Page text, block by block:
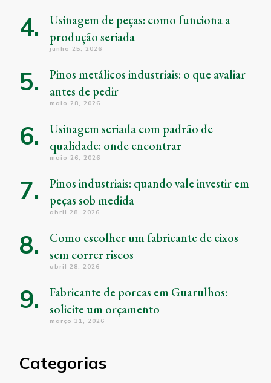
Usinagem de peças: como funciona a
produção seriada
junho 25, 2026
Pinos metálicos industriais: o que avaliar
antes de pedir
maio 28, 2026
Usinagem seriada com padrão de
qualidade: onde encontrar
maio 26, 2026
Pinos industriais: quando vale investir em
peças sob medida
abril 28, 2026
Como escolher um fabricante de eixos
sem correr riscos
abril 28, 2026
Fabricante de porcas em Guarulhos:
solicite um orçamento
março 31, 2026
Categorias